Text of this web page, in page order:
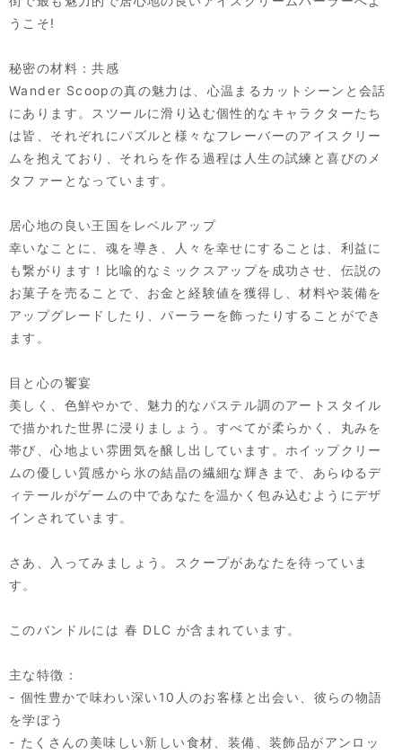
うこそ!
秘密の材料：共感
Wander Scoopの真の魅力は、心温まるカットシーンと会話
にあります。スツールに滑り込む個性的なキャラクターたち
は皆、それぞれにパズルと様々なフレーバーのアイスクリー
ムを抱えており、それらを作る過程は人生の試練と喜びのメ
タファーとなっています。
居心地の良い王国をレベルアップ
幸いなことに、魂を導き、人々を幸せにすることは、利益に
も繋がります！比喩的なミックスアップを成功させ、伝説の
お菓子を売ることで、お金と経験値を獲得し、材料や装備を
アップグレードしたり、パーラーを飾ったりすることができ
ます。
目と心の饗宴
美しく、色鮮やかで、魅力的なパステル調のアートスタイル
で描かれた世界に浸りましょう。すべてが柔らかく、丸みを
帯び、心地よい雰囲気を醸し出しています。ホイップクリー
ムの優しい質感から氷の結晶の繊細な輝きまで、あらゆるデ
ィテールがゲームの中であなたを温かく包み込むようにデザ
インされています。
さあ、入ってみましょう。スクープがあなたを待っていま
す。
このバンドルには 春 DLC が含まれています。
主な特徴：
- 個性豊かで味わい深い10人のお客様と出会い、彼らの物語
を学ぼう
- たくさんの美味しい新しい食材、装備、装飾品がアンロッ